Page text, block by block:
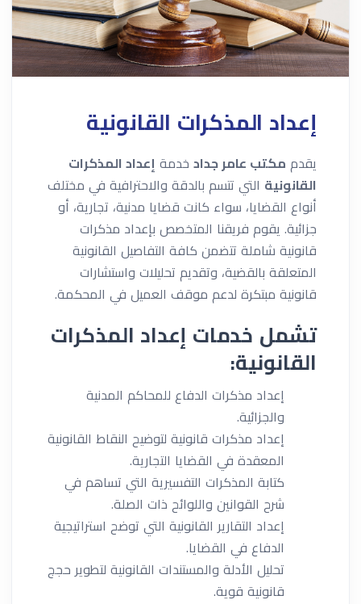
إعداد المذكرات القانونية
يقدم مكتب عامر جداد خدمة إعداد المذكرات
القانونية التي تتسم بالدقة والاحترافية في مختلف
أنواع القضايا، سواء كانت قضايا مدنية، تجارية، أو
جزائية. يقوم فريقنا المتخصص بإعداد مذكرات
قانونية شاملة تتضمن كافة التفاصيل القانونية
المتعلقة بالقضية، وتقديم تحليلات واستشارات
قانونية مبتكرة لدعم موقف العميل في المحكمة.
تشمل خدمات إعداد المذكرات
القانونية:
إعداد مذكرات الدفاع للمحاكم المدنية
والجزائية.
إعداد مذكرات قانونية لتوضيح النقاط القانونية
المعقدة في القضايا التجارية.
كتابة المذكرات التفسيرية التي تساهم في
شرح القوانين واللوائح ذات الصلة.
إعداد التقارير القانونية التي توضح استراتيجية
الدفاع في القضايا.
تحليل الأدلة والمستندات القانونية لتطوير حجج
قانونية قوية.